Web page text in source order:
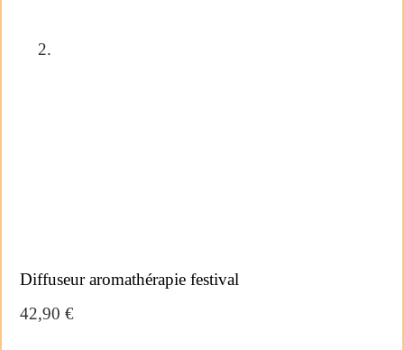
Diffuseur aromathérapie festival
42,90 €